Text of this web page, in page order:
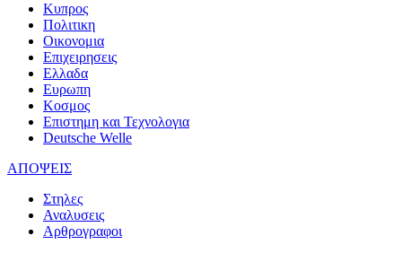
Κυπρος
Πολιτικη
Οικονομια
Επιχειρησεις
Ελλαδα
Ευρωπη
Κοσμος
Επιστημη και Τεχνολογια
Deutsche Welle
ΑΠΟΨΕΙΣ
Στηλες
Αναλυσεις
Αρθρογραφοι